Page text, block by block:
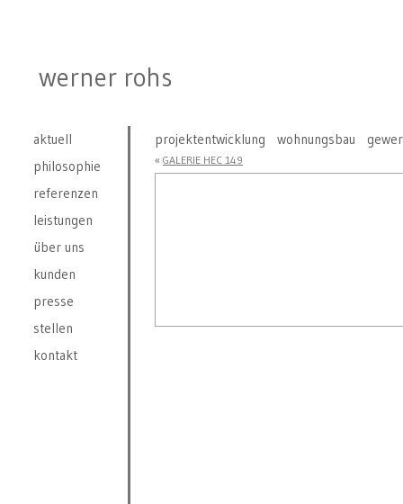
werner rohs
aktuell
philosophie
referenzen
leistungen
über uns
kunden
presse
stellen
kontakt
projektentwicklung wohnungsbau
« GALERIE HEC 149